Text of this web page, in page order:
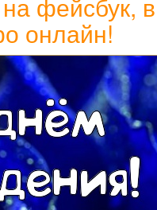
онлайн!